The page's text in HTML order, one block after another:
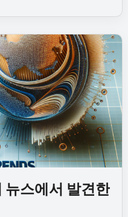
뉴스에서 발견한